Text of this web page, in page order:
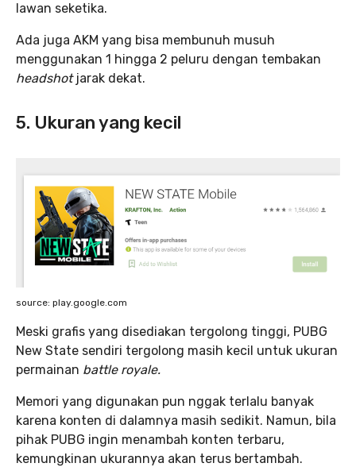
lawan seketika.
Ada juga AKM yang bisa membunuh musuh
menggunakan 1 hingga 2 peluru dengan tembakan
headshot jarak dekat.
5. Ukuran yang kecil
source: play.google.com
Meski grafis yang disediakan tergolong tinggi, PUBG
New State sendiri tergolong masih kecil untuk ukuran
permainan battle royale.
Memori yang digunakan pun nggak terlalu banyak
karena konten di dalamnya masih sedikit. Namun, bila
pihak PUBG ingin menambah konten terbaru,
kemungkinan ukurannya akan terus bertambah.